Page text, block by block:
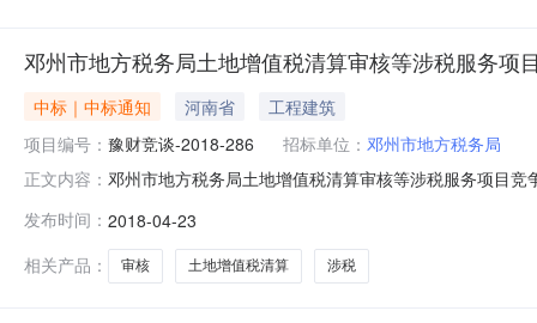
邓州市地方税务局土地增值税清算审核等涉税服务项
中标｜中标通知 河南省
工程建筑
项目编号： 豫财竞谈-2018-286 招标单位： 邓州市地方税务局
正文内容： 邓州市地方税务局土地增值税清算审核等涉税服务项目
额￥40万元（人民币）联系人及联系方式：项目联系人
名
发布时间： 2018-04-23
相关产品：
审核 土地增值税清算 涉税